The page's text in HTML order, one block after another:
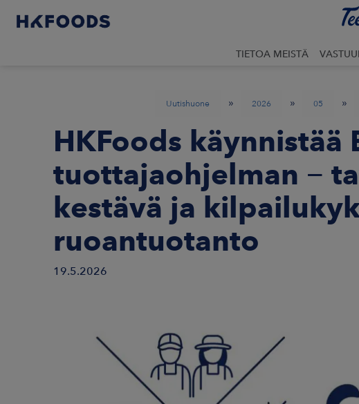
TIETOA MEISTÄ
Uutishuone » 2026 » 05 »
HKFoods käynnistää
tuottajaohjelman −
kestävä ja
ruoantuotanto
19.5.2026